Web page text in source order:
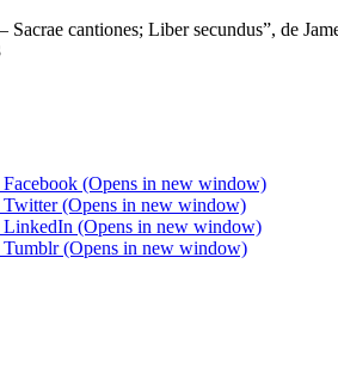
Sacrae cantiones; Liber secundus”, de
(Opens in new window)
Twitter (Opens in new window)
LinkedIn (Opens in new window)
(Opens in new window)